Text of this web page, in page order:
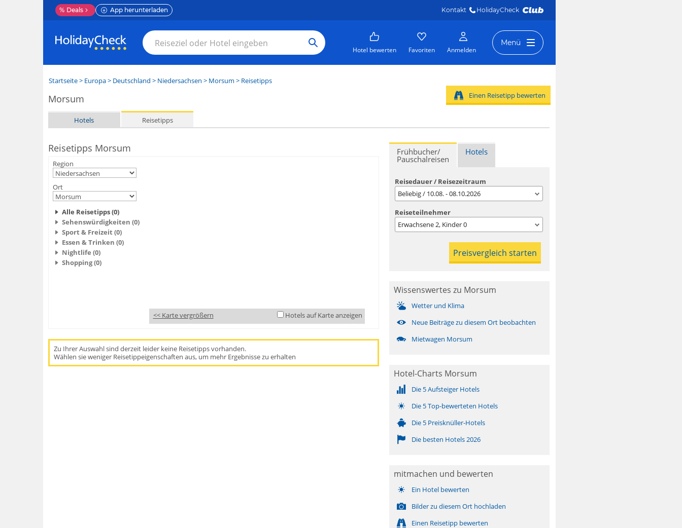
% Deals App herunterladen Kontakt HolidayCheck
Hotel bewerten Favoriten Anmelden
Menü
Startseite> Europa> Deutschland > Niedersachsen > Morsum > Reisetipps
Morsum
Hotels Reisetipps
Einen Reisetipp bewerten
Reisetipps Morsum
Region
Ort
Alle Reisetipps (0)
Sehenswürdigkeiten (0)
Sport & Freizeit (0)
Essen & Trinken (0)
Nightlife (0)
Shopping (0)
<< Karte vergrößern Hotels auf Karte anzeigen
Zu Ihrer Auswahl sind derzeit leider keine Reisetipps vorhanden.
Wählen sie weniger Reisetippeigenschaften aus, um mehr Ergebnisse zu erhalten
Frühbucher/
Pauschalreisen
Hotels
Reisedauer / Reisezeitraum
Beliebig / 10.08. - 08.10.2026
Reiseteilnehmer
Erwachsene2, Kinder0
Wissenswertes zu Morsum
Wetter und Klima
Neue Beiträge zu diesem Ort beobachten
Mietwagen Morsum
Hotel-Charts Morsum
Die 5 Aufsteiger Hotels
Die 5 Top-bewerteten Hotels
Die 5 Preisknüller-Hotels
Die besten Hotels 2026
mitmachen und bewerten
Ein Hotel bewerten
Bilder zu diesem Ort hochladen
Einen Reisetipp bewerten